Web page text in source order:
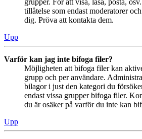
grupper. För att visa, läsa, posta,
tillåtelse som endast moderatorer
dig. Pröva att kontakta dem.
Upp
Varför kan jag inte bifoga filer?
Möjligheten att bifoga filer kan
grupp och per användare.
bilagor i just den kategori du
endast vissa grupper bifoga filer.
du är osäker på varför du inte kan
Upp